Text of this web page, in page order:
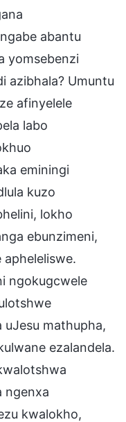
abantu
yomsebenzi
azibhala? Umuntu
afinyelele
labo
eminingi
kuzo
lokho
ebunzimeni,
ngokugcwele
mathupha,
ezalandela.
ngenxa
kwalokho,